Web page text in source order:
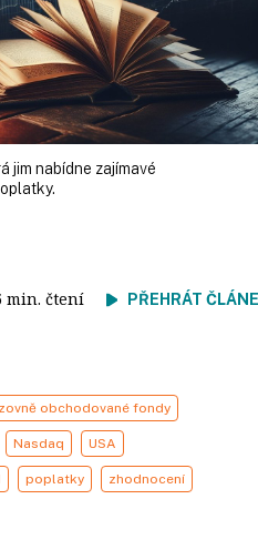
jim nabídne zajímavé
min. čtení PŘEHRÁT
obchodované fondy
Nasdaq USA
poplatky zhodnocení